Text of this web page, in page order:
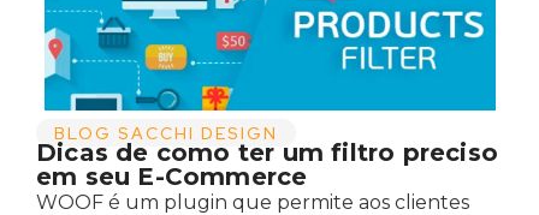
BLOG SACCHI DESIGN
Dicas de como ter um filtro preciso
em seu E-Commerce
WOOF é um plugin que permite aos clientes